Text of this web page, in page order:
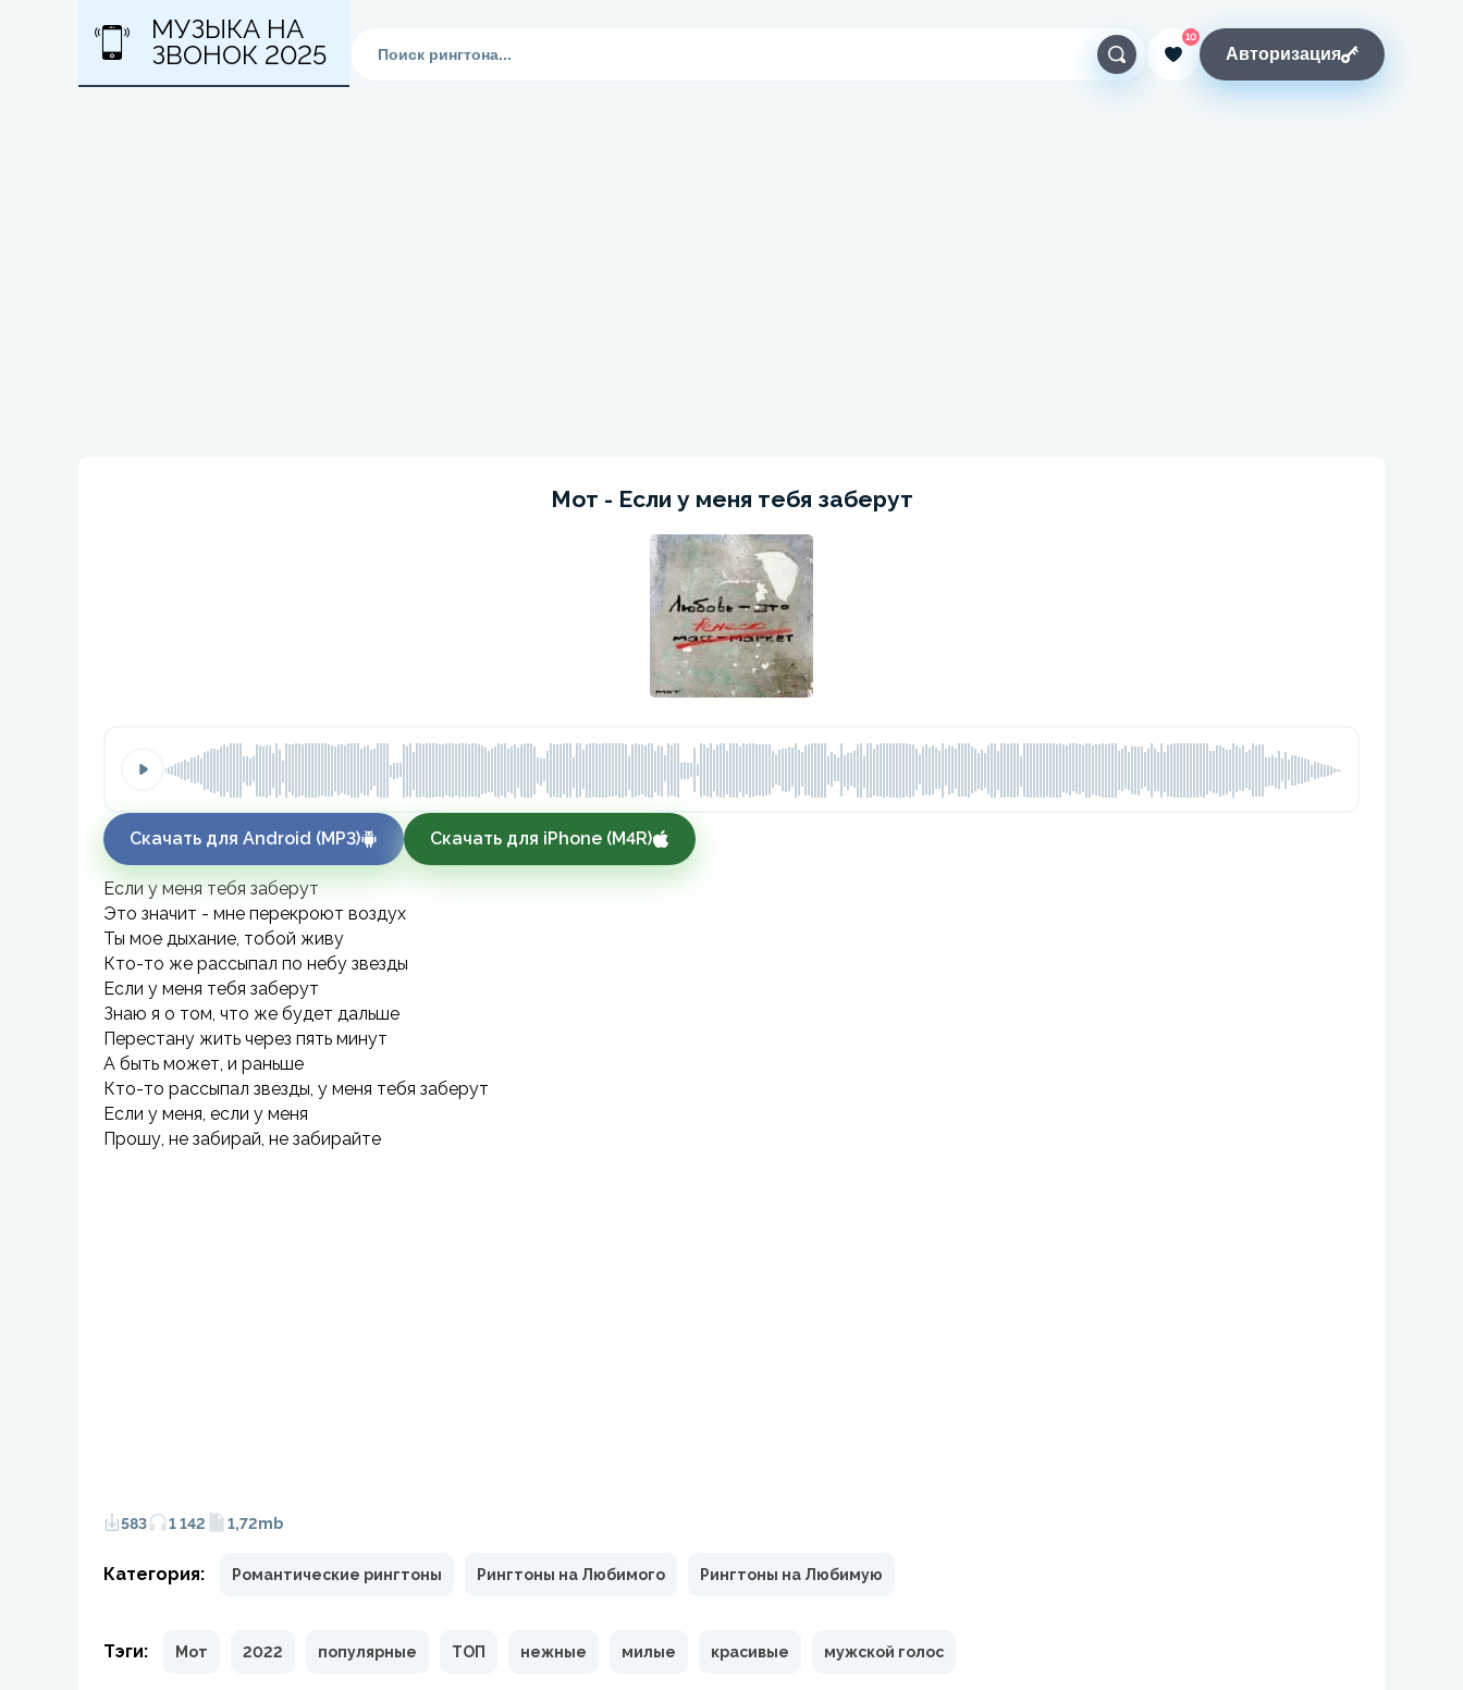
МУЗЫКА НА
ЗВОНОК 2025
10
Авторизация
Мот - Если у меня тебя заберут
Скачать для Android (MP3) Скачать для iPhone (M4R)
Если у меня тебя заберут
Это значит - мне перекроют воздух
Ты мое дыхание, тобой живу
Кто-то же рассыпал по небу звезды
Если у меня тебя заберут
Знаю я о том, что же будет дальше
Перестану жить через пять минут
А быть может, и раньше
Кто-то рассыпал звезды, у меня тебя заберут
Если у меня, если у меня
Прошу, не забирай, не забирайте
583 1 142 1,72mb
Категория: Романтические рингтоны Рингтоны на Любимого Рингтоны на Любимую
Тэги: Мот 2022 популярные ТОП нежные милые красивые мужской голос